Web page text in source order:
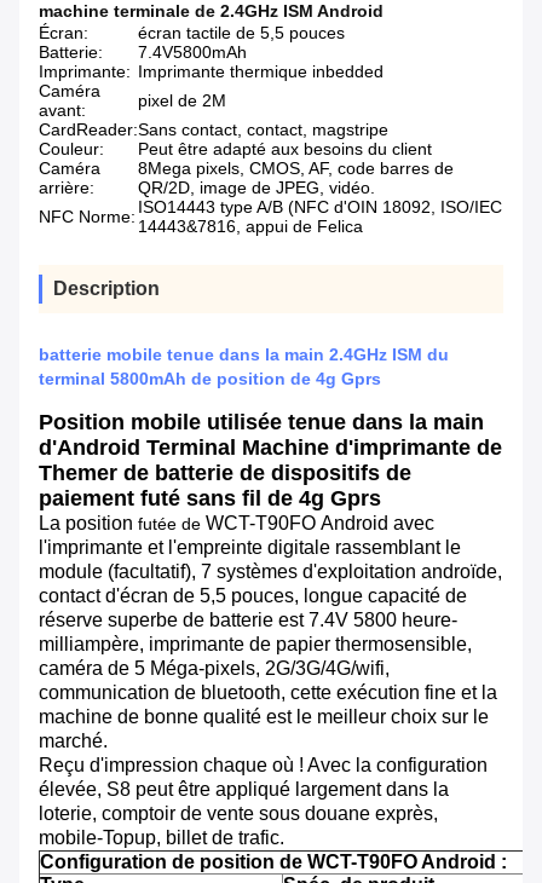
machine terminale de 2.4GHz ISM Android
Écran:
écran tactile de 5,5 pouces
Batterie:
7.4V5800mAh
Imprimante: Imprimante thermique inbedded
Caméra
avant:
pixel de 2M
CardReader:Sans contact, contact, magstripe
Couleur:
Peut être adapté aux besoins du client
Caméra
arrière:
8Mega pixels, CMOS, AF, code barres de
QR/2D, image de JPEG, vidéo.
NFC Norme: ISO14443 type A/B (NFC d'OIN 18092, ISO/IEC
14443&7816, appui de Felica
Description
batterie mobile tenue dans la main 2.4GHz ISM du
terminal 5800mAh de position de 4g Gprs
Position mobile utilisée tenue dans la main
d'Android Terminal Machine d'imprimante de
Themer de batterie de dispositifs de
paiement futé sans fil de 4g Gprs
La position futée de WCT-T90FO Android avec
l'imprimante et l'empreinte digitale rassemblant le
module (facultatif), 7 systèmes d'exploitation androïde,
contact d'écran de 5,5 pouces, longue capacité de
réserve superbe de batterie est 7.4V 5800 heure-
milliampère, imprimante de papier thermosensible,
caméra de 5 Méga-pixels, 2G/3G/4G/wifi,
communication de bluetooth, cette exécution fine et la
machine de bonne qualité est le meilleur choix sur le
marché.
Reçu d'impression chaque où ! Avec la configuration
élevée, S8 peut être appliqué largement dans la
loterie, comptoir de vente sous douane exprès,
mobile-Topup, billet de trafic.
Configuration de position de WCT-T90FO Android :